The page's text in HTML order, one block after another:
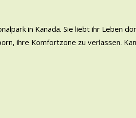
in Kanada. Sie liebt ihr Leben
ihre Komfortzone zu verlassen.